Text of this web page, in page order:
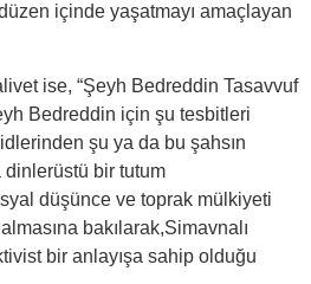
içinde yaşatmayı amaçlayan
ise, “Şeyh Bedreddin Tasavvuf
Bedreddin için şu tesbitleri
şu ya da bu şahsın
dinlerüstü bir tutum
düşünce ve toprak mülkiyeti
bakılarak,Simavnalı
bir anlayışa sahip olduğu